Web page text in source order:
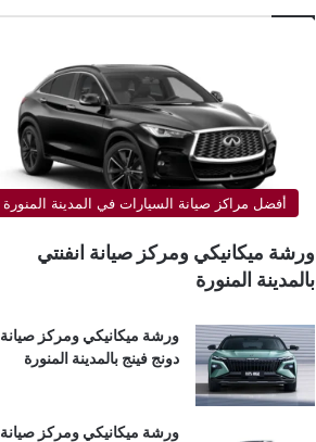
أفضل مراكز صيانة السيارات في المدينة المنورة
ورشة ميكانيكي ومركز صيانة انفنتي
بالمدينة المنورة
ورشة ميكانيكي ومركز صيانة
دونج فينج بالمدينة المنورة
ورشة ميكانيكي ومركز صيانة